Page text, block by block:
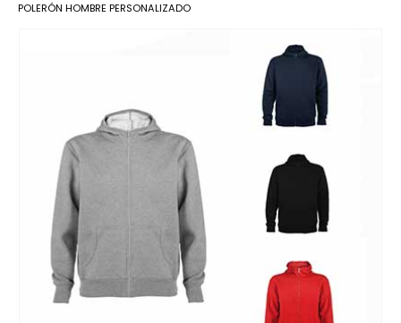
POLERÓN HOMBRE PERSONALIZADO